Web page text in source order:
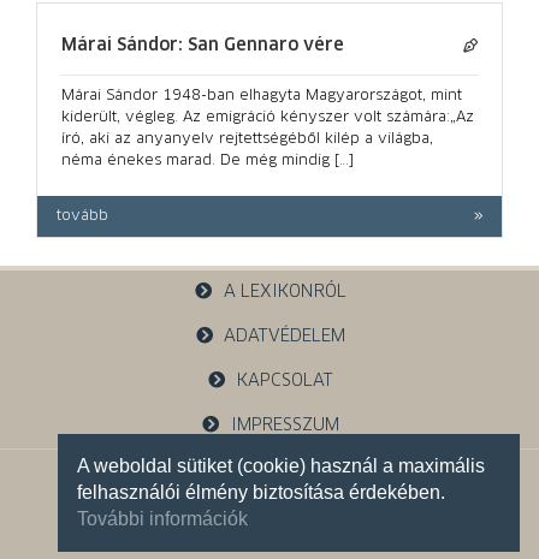
A weboldal sütiket (cookie) használ a maximális
felhasználói élmény biztosítása érdekében.
További információk
Márai Sándor: San Gennaro vére
Márai Sándor 1948-ban elhagyta Magyarországot, mint
kiderült, végleg. Az emigráció kényszer volt számára:„Az
író, aki az anyanyelv rejtettségéből kilép a világba,
néma énekes marad. De még mindig […]
tovább
A LEXIKONRÓL
ADATVÉDELEM
KAPCSOLAT
IMPRESSZUM
1121 Budapest, Budakeszi u. 38.
+36 30 785 5595
Facebook oldalunk